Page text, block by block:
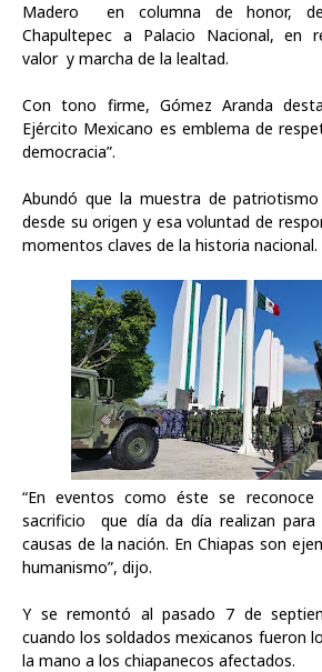
Madero en columna de honor,
Chapultepec a Palacio Nacional, en
valor y marcha de la lealtad.
Con tono firme, Gómez Aranda
Ejército Mexicano es emblema de
democracia”.
Abundó que la muestra de
desde su origen y esa voluntad de
momentos claves de la historia nacional.
“En eventos como éste se
sacrificio
que día da día realizan
causas de la nación. En Chiapas son
humanismo”, dijo.
Y se remontó al pasado 7 de
cuando los soldados mexicanos fueron
la mano a los chiapanecos afectados.